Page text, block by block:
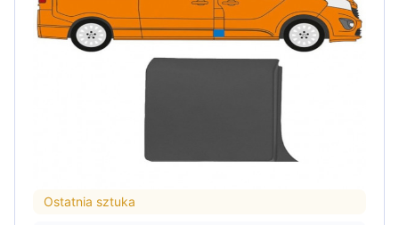
Ostatnia sztuka